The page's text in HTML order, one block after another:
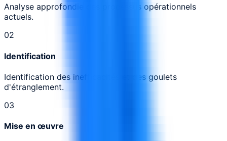
Analyse approfondie des processus opérationnels
actuels.
02
Identification
Identification des inefficacités et des goulets
d'étranglement.
03
Mise en œuvre